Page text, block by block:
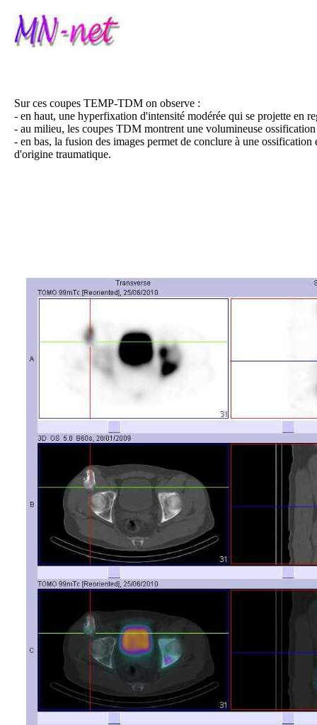
Sur ces coupes TEMP-TDM on observe :
- en haut, une hyperfixation d'intensité modérée qui se projette en
- au milieu, les coupes TDM montrent une volumineuse
- en bas, la fusion des images permet de conclure à une
d'origine traumatique.